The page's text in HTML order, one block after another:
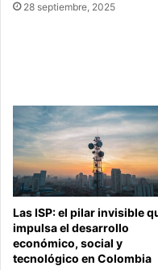
28 septiembre, 2025
Las ISP: el pilar invisible
impulsa el desarrollo
económico, social y
tecnológico en Colombia